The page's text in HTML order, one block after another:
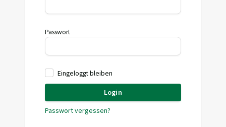
Passwort
Eingeloggt bleiben
Login
Passwort vergessen?